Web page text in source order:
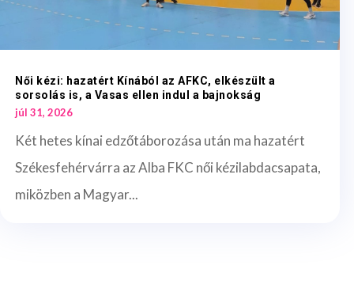
Női kézi: hazatért Kínából az AFKC, elkészült a
sorsolás is, a Vasas ellen indul a bajnokság
júl 31, 2026
Két hetes kínai edzőtáborozása után ma hazatért
Székesfehérvárra az Alba FKC női kézilabdacsapata,
miközben a Magyar...